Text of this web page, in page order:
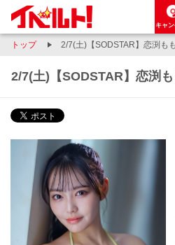
キャ
トップ 2/7(土)【SODSTAR】恋渕も
2/7(土)【SODSTAR】恋渕